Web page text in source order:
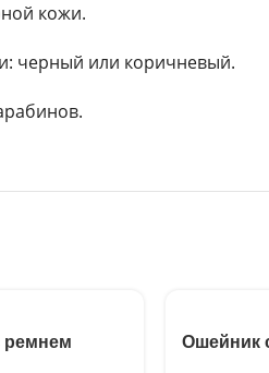
кожи.
черный или коричневый.
ремнем Ошейник